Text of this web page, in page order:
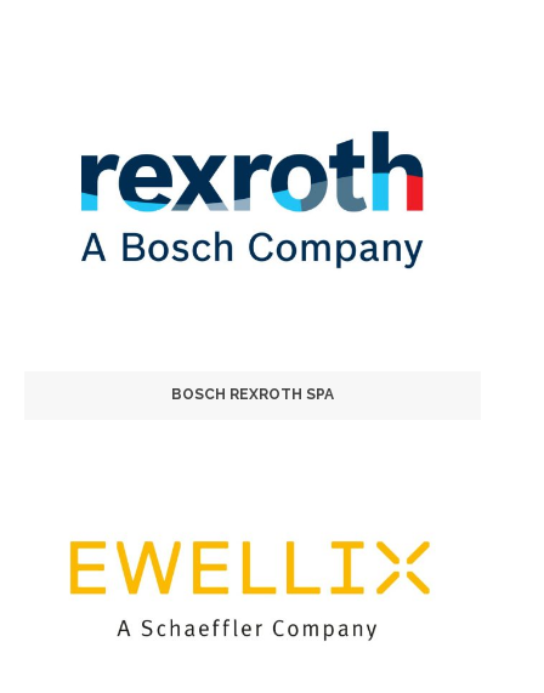
BOSCH REXROTH SPA